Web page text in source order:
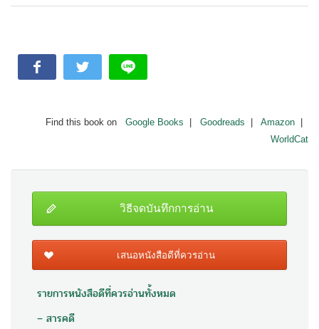
Find this book on Google Books Goodreads Amazon
WorldCat
วิธีจดบันทึกการอ่าน
เสนอหนังสือดีที่ควรอ่าน
รายการหนังสือดีที่ควรอ่านทั้งหมด
– สารคดี